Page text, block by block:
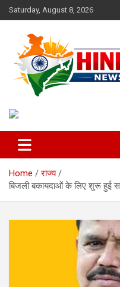
Skip
to
Saturday, August 8, 2026
Hindustan
Home
राज्य
बिजली बकायदाओं के लिए शुरू हुई